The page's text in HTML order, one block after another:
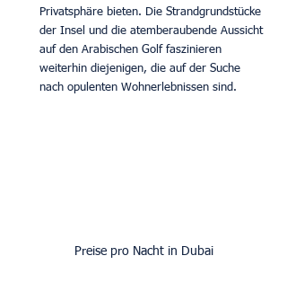
Privatsphäre bieten. Die Strandgrundstücke
der Insel und die atemberaubende Aussicht
auf den Arabischen Golf faszinieren
weiterhin diejenigen, die auf der Suche
nach opulenten Wohnerlebnissen sind.
Preise pro Nacht in Dubai